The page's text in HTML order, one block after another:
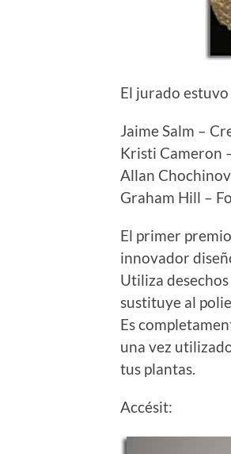
El jurado
Jaime Salm –
Kristi Cameron
Allan
Graham Hill –
El primer
innovador
Utiliza
sustituye al
Es
una vez
tus plantas.
Accésit: